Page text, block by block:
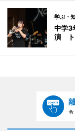
学ぶ・
中学3
演 ト